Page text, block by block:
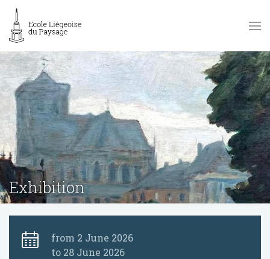
Exhibition
from 2 June 2026
to 28 June 2026